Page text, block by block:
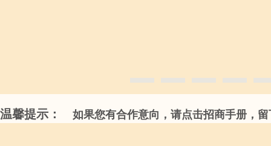
温馨提示： 如果您有合作意向，请点击招商手册，